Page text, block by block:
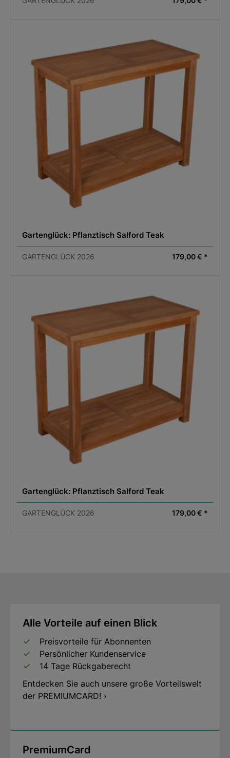
• Ideal für kleine Hände
• Ermüdungsfreies und bequemes arbeiten durch
PVC-ummantelte Kälteschutzgriffe
• 5 Jahre Garantie (außer Verschleißteile)
Angaben zur Produktsicherheit:
Hersteller:
Garten Primus GmbH
Karl-Heinz-Beckurts-Straße 13
E-Mail: info@garten-primus.de
Original Produktbezeichnung:
Wunderschere - Garten-Schere
Gartenglück: Pflanztisch Salford Teak
GARTENGLÜCK 2026 179,00 € *
Gartenglück: Pflanztisch Salford Teak
GARTENGLÜCK 2026 179,00 € *
Alle Vorteile auf einen Blick
Preisvorteile für Abonnenten
Persönlicher Kundenservice
14 Tage Rückgaberecht
Entdecken Sie auch unsere große Vorteilswelt
der PREMIUMCARD! ›
PremiumCard